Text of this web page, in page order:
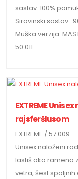
sastav: 100%
Sirovinski sastav :
Muška verzija:
50.011
EXTREME
rajsferšlusom
EXTREME / 57.009
Unisex naloženi
lastiš oko ramena
vetra, šest